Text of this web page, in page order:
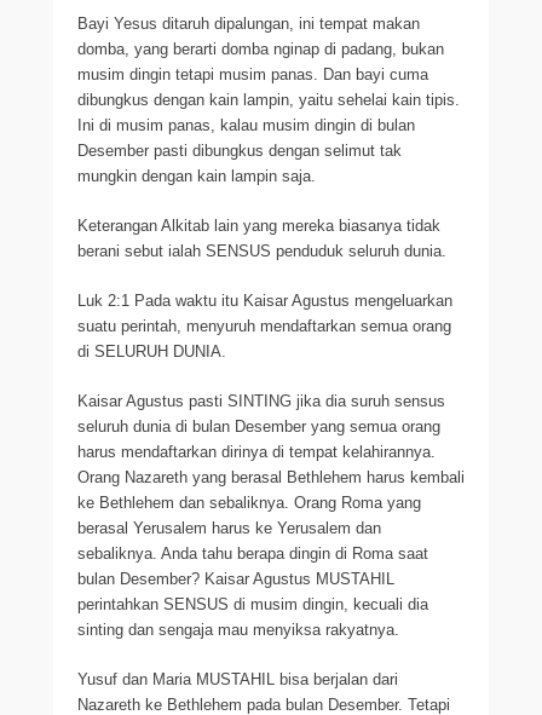
Bayi Yesus ditaruh dipalungan, ini tempat makan
domba, yang berarti domba nginap di padang, bukan
musim dingin tetapi musim panas. Dan bayi cuma
dibungkus dengan kain lampin, yaitu sehelai kain tipis.
Ini di musim panas, kalau musim dingin di bulan
Desember pasti dibungkus dengan selimut tak
mungkin dengan kain lampin saja.
Keterangan Alkitab lain yang mereka biasanya tidak
berani sebut ialah SENSUS penduduk seluruh dunia.
Luk 2:1 Pada waktu itu Kaisar Agustus mengeluarkan
suatu perintah, menyuruh mendaftarkan semua orang
di SELURUH DUNIA.
Kaisar Agustus pasti SINTING jika dia suruh sensus
seluruh dunia di bulan Desember yang semua orang
harus mendaftarkan dirinya di tempat kelahirannya.
Orang Nazareth yang berasal Bethlehem harus kembali
ke Bethlehem dan sebaliknya. Orang Roma yang
berasal Yerusalem harus ke Yerusalem dan
sebaliknya. Anda tahu berapa dingin di Roma saat
bulan Desember? Kaisar Agustus MUSTAHIL
perintahkan SENSUS di musim dingin, kecuali dia
sinting dan sengaja mau menyiksa rakyatnya.
Yusuf dan Maria MUSTAHIL bisa berjalan dari
Nazareth ke Bethlehem pada bulan Desember. Tetapi